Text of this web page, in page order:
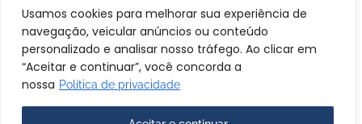
Usamos cookies para melhorar sua experiência de
navegação, veicular anúncios ou conteúdo
personalizado e analisar nosso tráfego. Ao clicar em
“Aceitar e continuar”, você concorda a
nossa Política de privacidade
© 2025 IT brands - Todos os direitos reservados. SANTA FOSCA
COMERCIO E SERVICOS LTDA CNPJ: 72.944.390/0001-69